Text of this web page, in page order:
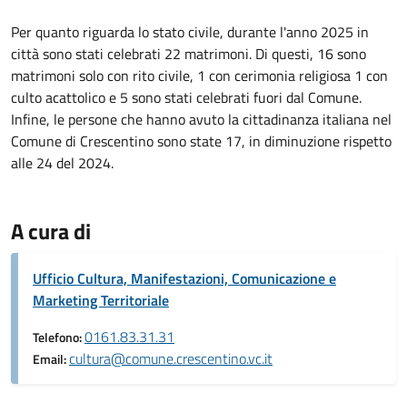
Per quanto riguarda lo stato civile, durante l'anno 2025 in
città sono stati celebrati 22 matrimoni. Di questi, 16 sono
matrimoni solo con rito civile, 1 con cerimonia religiosa 1 con
culto acattolico e 5 sono stati celebrati fuori dal Comune.
Infine, le persone che hanno avuto la cittadinanza italiana nel
Comune di Crescentino sono state 17, in diminuzione rispetto
alle 24 del 2024.
A cura di
Ufficio Cultura, Manifestazioni, Comunicazione e
Marketing Territoriale
Telefono:0161.83.31.31
Email:cultura@comune.crescentino.vc.it